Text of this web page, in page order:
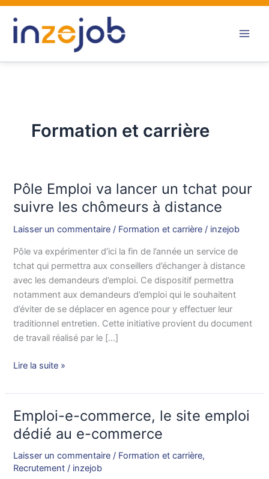
Aller
contenu
Formation et carrière
Pôle Emploi va lancer un tchat pour
suivre les chômeurs à distance
Laisser un commentaire / Formation et carrière / inzejob
Pôle va expérimenter d’ici la fin de l’année un service de
tchat qui permettra aux conseillers d’échanger à distance
avec les demandeurs d’emploi. Ce dispositif permettra
notamment aux demandeurs d’emploi qui le souhaitent
d’éviter de se déplacer en agence pour y effectuer leur
traditionnel entretien. Cette initiative provient du document
de travail réalisé par le […]
Pôle
Emploi
va
lancer
Lire la suite »
Emploi-e-commerce, le site emploi
dédié au e-commerce
Laisser un commentaire / Formation et carrière,
Recrutement / inzejob
Emploi-
e-
commerce,
le
site